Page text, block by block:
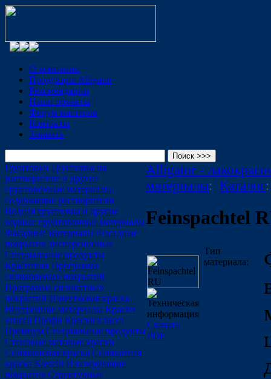
О компании
Продукция Alligator
Рекомендации
Наши объекты
Форум мастеров
Контакты
Заказать
Грунтовки Грунтовка на
растворителе и другие
грунтовочные материалы,
содержащие растворители
Водная грунтовка и другие
водные грунтовочные материалы
Фасадные материалы Фасадные
покрытия дисперсионные
Специальные продукты
Красители Программа
силиконовых покрытий
Программа силикатных
покрытий Известковая краска
Внутренние материалы Краски
класса Профи Краски класса
Премиум Специальные продукты
Стеновые матовые краски
Силиконовая краска Силикатная
краска Kieselit Изолирующие
покрытия Структурные
Alligator -
материалы: Каталог
Feinspachtel
Техническая
информация
Скачать
PDF
Тип
материала: